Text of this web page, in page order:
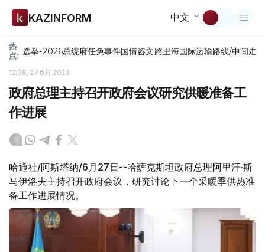
KAZINFORM 中文
热
点: 选举-2026总统府任免事件国情咨文跨里海国际运输路线/中间走廊
12:38, 27 6月 2023
政府总理主持召开政府会议研究供暖准备工
作进展
哈通社/阿斯塔纳/6月27日--哈萨克斯坦政府总理阿里汗·斯
马伊洛夫主持召开政府会议，研究讨论下一个采暖季供热准
备工作进展情况。